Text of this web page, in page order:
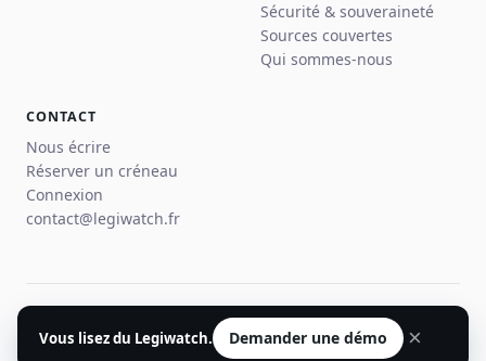
Vous lisez du Legiwatch. Demander une démo ×
Sécurité & souveraineté
Sources couvertes
Qui sommes-nous
CONTACT
Nous écrire
Réserver un créneau
Connexion
contact@legiwatch.fr
Mentions légales ConfidentialitéCGUPlan du site